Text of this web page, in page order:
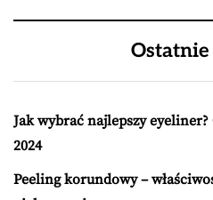
Jak wybrać najlepszy
2024
Peeling korundowy –